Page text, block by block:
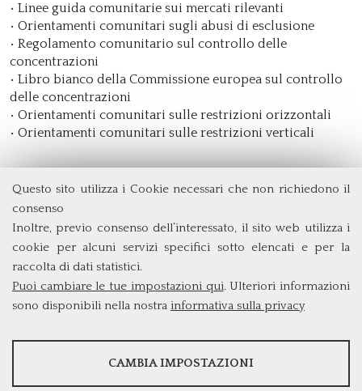
Questo sito utilizza i Cookie necessari che non richiedono il
consenso
Inoltre, previo consenso dell’interessato, il sito web utilizza i
cookie per alcuni servizi specifici sotto elencati e per la
raccolta di dati statistici.
Puoi cambiare le tue impostazioni qui. Ulteriori informazioni
sono disponibili nella nostra informativa sulla privacy
STATISTICHE
CAMBIA IMPOSTAZIONI
• Linee guida comunitarie sui mercati rilevanti
• Orientamenti comunitari sugli abusi di esclusione
• Regolamento comunitario sul controllo delle
concentrazioni
• Libro bianco della Commissione europea sul controllo
delle concentrazioni
• Orientamenti comunitari sulle restrizioni orizzontali
• Orientamenti comunitari sulle restrizioni verticali
Università degli Studi di Roma Tor Vergata
Via Columbia, 2
00133 Roma (Italia)
Tel. +39 06 7259 3299/5837
biennio@clem.uniroma2.it